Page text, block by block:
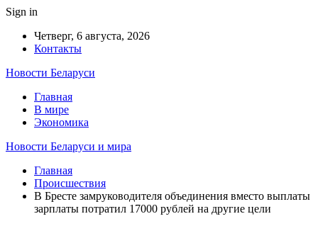
Sign in
Четверг, 6 августа, 2026
Контакты
Новости Беларуси
Главная
В мире
Экономика
Новости Беларуси и мира
Главная
Происшествия
В Бресте замруководителя объединения вместо выплаты
зарплаты потратил 17000 рублей на другие цели